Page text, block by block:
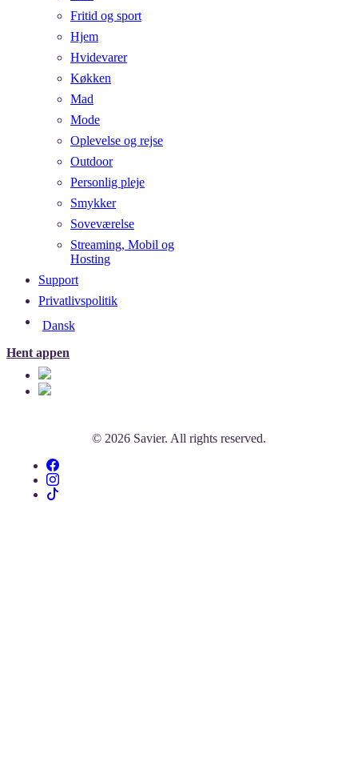
Fritid og sport
Hjem
Hvidevarer
Køkken
Mad
Mode
Oplevelse og rejse
Outdoor
Personlig pleje
Smykker
Soveværelse
Streaming, Mobil og
Hosting
Support
Privatlivspolitik
Dansk
Hent appen
© 2026 Savier. All rights reserved.